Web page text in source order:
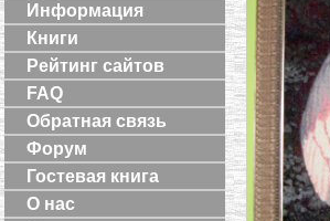
Информация
Книги
Рейтинг сайтов
FAQ
Обратная связь
Форум
Гостевая книга
О нас